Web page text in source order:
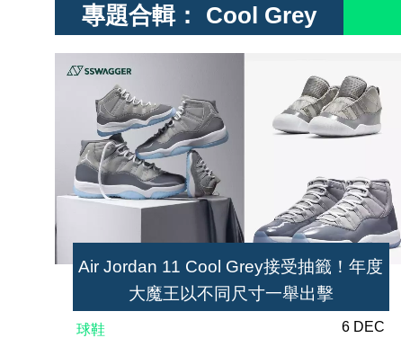
專題合輯： Cool Grey
Air Jordan 11 Cool Grey接受抽籤！年度
大魔王以不同尺寸一舉出擊
球鞋 6 DEC